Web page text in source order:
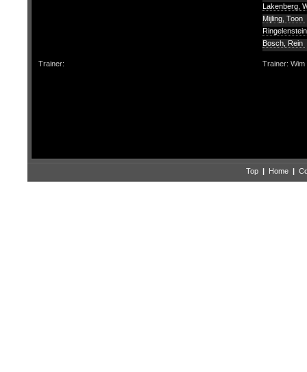
Lakenberg,
Mijling, Toon
Bosch, Rein
Trainer: Trainer:
Top | Home |